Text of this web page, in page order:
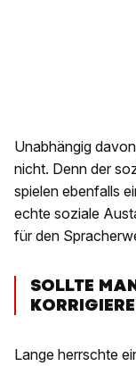
Unabhängig
nicht. Denn der
spielen ebenfalls
echte soziale
für den
SOLLTE
Lange herrschte